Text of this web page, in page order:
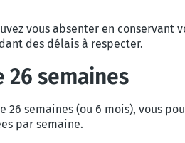
vous absenter en conservant
des délais à respecter.
26 semaines
semaines (ou 6 mois), vous
par semaine.